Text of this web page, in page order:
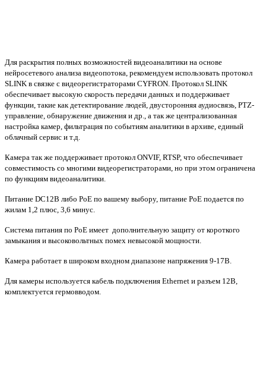
Для раскрытия полных возможностей видеоаналитики на основе
нейросетевого анализа видеопотока, рекомендуем использовать протокол
SLINK в связке с видеорегистраторами CYFRON. Протокол SLINK
обеспечивает высокую скорость передачи данных и поддерживает
функции, такие как детектирование людей, двусторонняя аудиосвязь, PTZ-
управление, обнаружение движения и др., а так же централизованная
настройка камер, фильтрация по событиям аналитики в архиве, единый
облачный сервис и т.д.
Камера так же поддерживает протокол ONVIF, RTSP, что обеспечивает
совместимость со многими видеорегистраторами, но при этом ограничена
по функциям видеоаналитики.
Питание DC12В либо PoE по вашему выбору, питание PoE подается по
жилам 1,2 плюс, 3,6 минус.
Система питания по РоЕ имеет дополнительную защиту от короткого
замыкания и высоковольтных помех невысокой мощности.
Камера работает в широком входном диапазоне напряжения 9-17В.
Для камеры используется кабель подключения Ethernet и разъем 12В,
комплектуется гермовводом.